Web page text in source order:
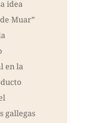
idea
Muar”
en la
gallegas